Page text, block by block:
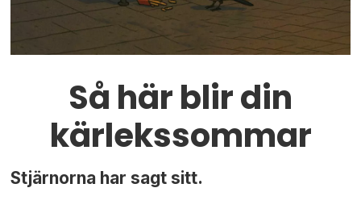
Så här blir din
kärlekssommar
Stjärnorna har sagt sitt.